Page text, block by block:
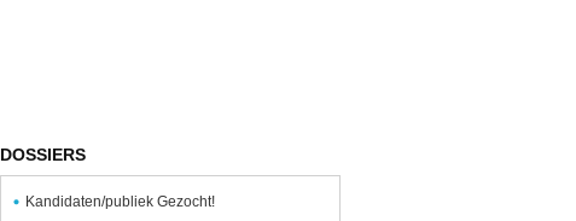
DOSSIERS
Kandidaten/publiek Gezocht!